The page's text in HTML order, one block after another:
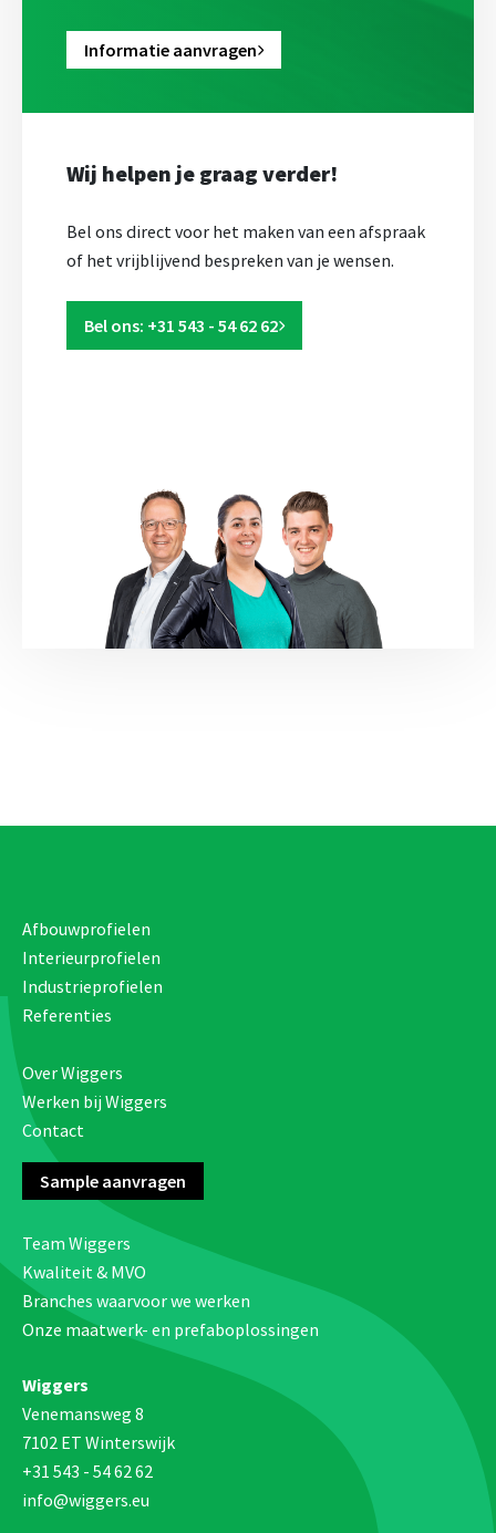
Informatie aanvragen
Wij helpen je graag verder!
Bel ons direct voor het maken van een afspraak
of het vrijblijvend bespreken van je wensen.
Bel ons: +31 543 - 54 62 62
Afbouwprofielen
Interieurprofielen
Industrieprofielen
Referenties
Over Wiggers
Werken bij Wiggers
Contact
Sample aanvragen
Team Wiggers
Kwaliteit & MVO
Branches waarvoor we werken
Onze maatwerk- en prefaboplossingen
Wiggers
Venemansweg 8
7102 ET Winterswijk
+31 543 - 54 62 62
info@wiggers.eu